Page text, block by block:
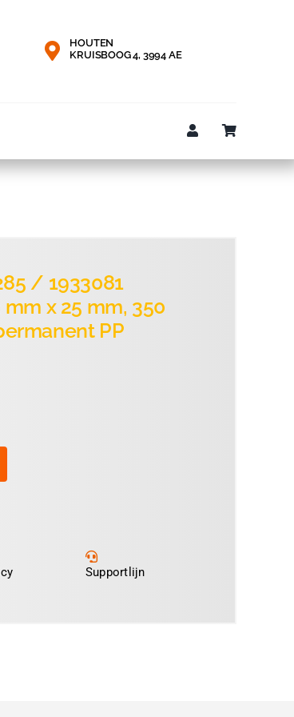
HOUTEN
KRUISBOOG 4, 3994 AE
/ 1933081
x 25 mm, 350
PP
Supportlijn